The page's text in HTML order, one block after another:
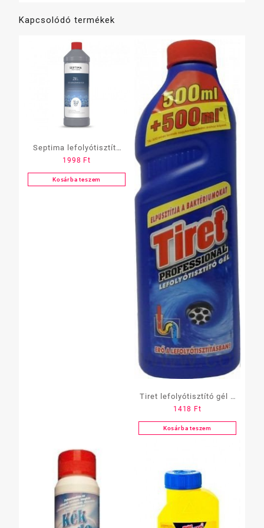
Kapcsolódó termékek
Septima lefolyótisztító
gél (csőtisztító) – 1 L
1998 Ft
Kosárba teszem
Tiret lefolyótisztító gél 1
l
1418 Ft
Kosárba teszem